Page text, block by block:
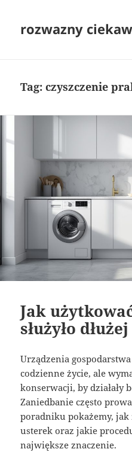
rozwazny
Tag:czyszczenie
Jak
służyło dłużej
Urządzenia
codzienne życie, ale
konserwacji, by działały
Zaniedbanie często
poradniku pokażemy,
usterek oraz jakie
największe znaczenie.